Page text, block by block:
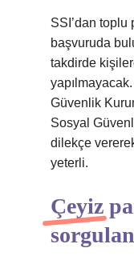
SSI’dan
başvuruda
takdirde
Güvenlik
Sosyal
dilekçe
yeterli.
Çeyiz